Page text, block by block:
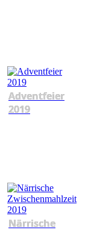
Adventfeier
2019
Närrische